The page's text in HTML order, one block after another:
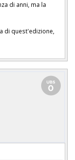
di anni, ma la
di quest'edizione,